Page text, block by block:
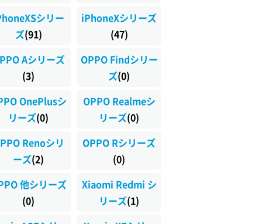
シリー
ズ(91)
iPhoneXシリーズ
(47)
Aシリーズ
(3)
OPPO Findシリー
ズ(0)
OnePlusシ
リーズ(0)
OPPO Realmeシ
リーズ(0)
Renoシリ
ーズ(2)
OPPO Rシリーズ
(0)
他シリーズ
(0)
Xiaomi Redmi シ
リーズ(1)